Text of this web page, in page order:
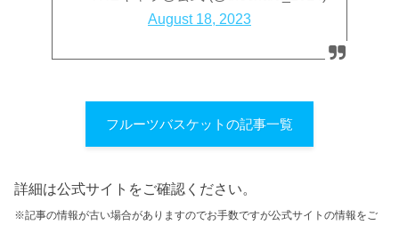
August 18, 2023
フルーツバスケットの記事一覧
詳細は公式サイトをご確認ください。
※記事の情報が古い場合がありますのでお手数ですが公式サイトの情報をご